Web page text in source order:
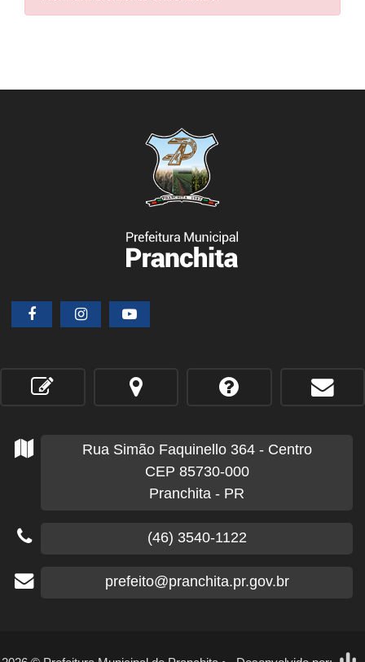
Rua Simão Faquinello 364 - Centro
CEP 85730-000
Pranchita - PR
(46) 3540-1122
prefeito@pranchita.pr.gov.br